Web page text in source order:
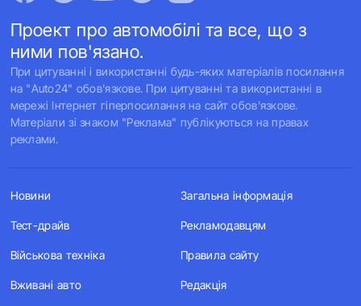
Проект про автомобілі та все, що з
ними пов'язано.
При цитуванні і використанні будь-яких матеріалів посилання
на "Auto24" обов'язкове. При цитуванні та використанні в
мережі Інтернет гіперпосилання на сайт обов'язкове.
Матеріали зі знаком "Реклама" публікуються на правах
реклами.
Новини
Тест-драйв
Військова техніка
Вживані авто
Загальна інформація
Рекламодавцям
Правила сайту
Редакція